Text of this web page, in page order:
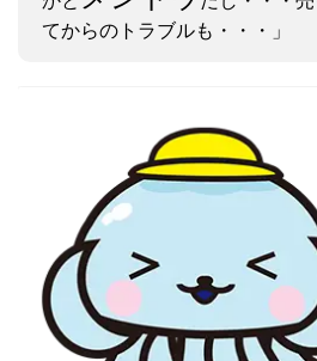
てからのトラブルも・・・」